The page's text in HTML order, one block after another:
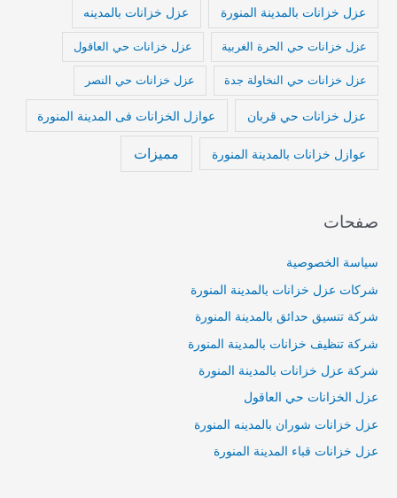
عزل خزانات بالمدينة المنورة عزل خزانات بالمدينه
عزل خزانات حي الحرة الغربية عزل خزانات حي العاقول
عزل خزانات حي النخاولة جدة عزل خزانات حي النصر
عزل خزانات حي قربان عوازل الخزانات فى المدينة المنورة
عوازل خزانات بالمدينة المنورة مميزات
صفحات
سياسة الخصوصية
شركات عزل خزانات بالمدينة المنورة
شركة تنسيق حدائق بالمدينة المنورة
شركة تنظيف خزانات بالمدينة المنورة
شركة عزل خزانات بالمدينة المنورة
عزل الخزانات حي العاقول
عزل خزانات شوران بالمدينه المنورة
عزل خزانات قباء المدينة المنورة